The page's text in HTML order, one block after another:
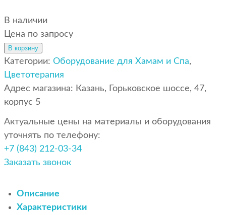
В наличии
Цена по запросу
В корзину
Категории: Оборудование для Хамам и Спа,
Цветотерапия
Адрес магазина: Казань, Горьковское шоссе, 47,
корпус 5
Актуальные цены на материалы и оборудования
уточнять по телефону:
+7 (843) 212-03-34
Заказать звонок
Описание
Характеристики